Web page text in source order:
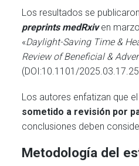
Los resultados se
preprints medRxiven
«Daylight-Saving Time &
Review of Beneficial &
(DOI:10.1101/
Los autores enfatizan que
sometido a revisión por
conclusiones deben
Metodología del